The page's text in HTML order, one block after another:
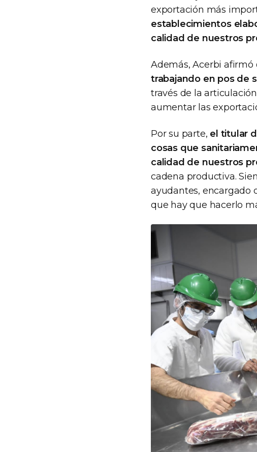
exportación más
establecimientos
calidad de nuestros
Además, Acerbi afirmó
trabajando en pos de
través de la
aumentar las
Por su parte, el titular
cosas que
calidad de nuestros
cadena productiva.
ayudantes, encargado
que hay que hacerlo